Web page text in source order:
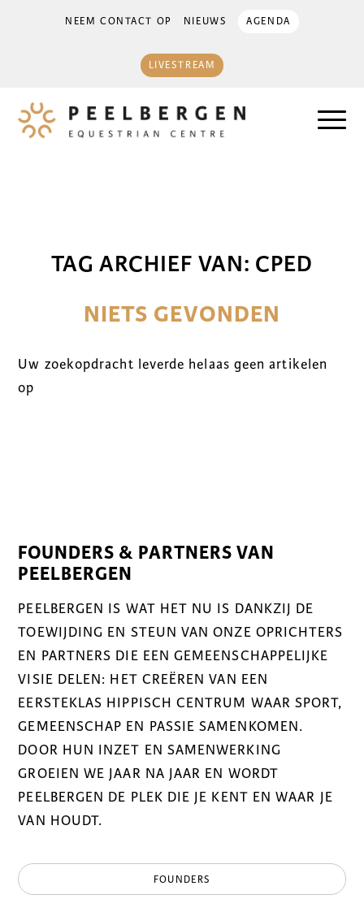
NEEM CONTACT OP NIEUWS AGENDA
LIVESTREAM
TAG ARCHIEF VAN: CPED
NIETS GEVONDEN
Uw zoekopdracht leverde helaas geen artikelen
op
FOUNDERS & PARTNERS VAN
PEELBERGEN
PEELBERGEN IS WAT HET NU IS DANKZIJ DE
TOEWIJDING EN STEUN VAN ONZE OPRICHTERS
EN PARTNERS DIE EEN GEMEENSCHAPPELIJKE
VISIE DELEN: HET CREËREN VAN EEN
EERSTEKLAS HIPPISCH CENTRUM WAAR SPORT,
GEMEENSCHAP EN PASSIE SAMENKOMEN.
DOOR HUN INZET EN SAMENWERKING
GROEIEN WE JAAR NA JAAR EN WORDT
PEELBERGEN DE PLEK DIE JE KENT EN WAAR JE
VAN HOUDT.
FOUNDERS